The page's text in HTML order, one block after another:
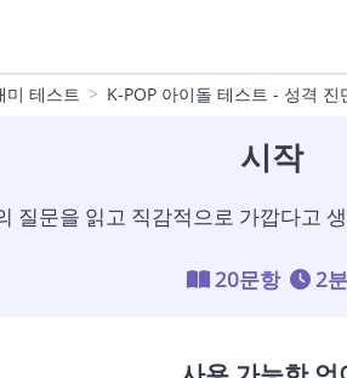
미 테스트 K-POP 아이돌 테스트 - 성격 진
시작
질문을 읽고 직감적으로 가깝다고
20문항 2분